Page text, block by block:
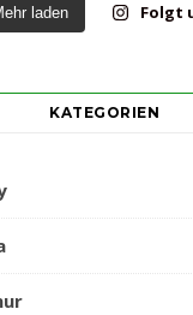
laden Folgt
KATEGORIEN